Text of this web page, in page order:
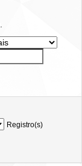
Registro(s)